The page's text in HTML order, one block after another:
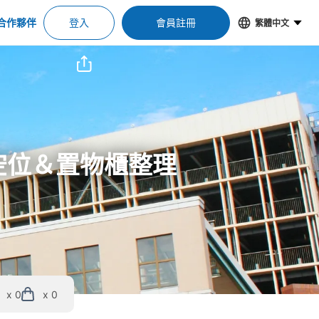
作夥伴 登入 會員註冊 繁體中文
＆置物櫃整理
x 0 x 0